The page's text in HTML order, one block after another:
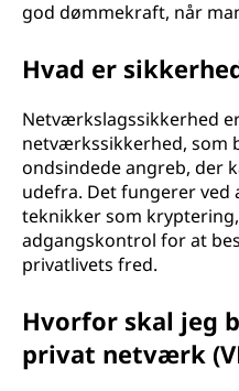
god dømmekraft, når
Hvad er
Netværkslagssikkerhed
netværkssikkerhed, som
ondsindede angreb, der
udefra. Det fungerer
teknikker som
adgangskontrol for at
privatlivets fred.
Hvorfor skal jeg
privat netværk